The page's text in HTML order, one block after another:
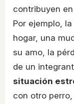
contribuyen
Por ejemplo,
hogar, una
su amo, la
de un
situación
con otro